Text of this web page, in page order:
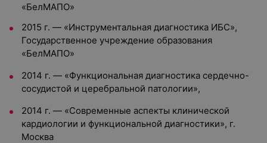
«БелМАПО»
2015 г. — «Инструментальная диагностика ИБС»,
Государственное учреждение образования
«БелМАПО»
2014 г. — «Функциональная диагностика сердечно-
сосудистой и церебральной патологии»,
2014 г. — «Современные аспекты клинической
кардиологии и функциональной диагностики», г.
Москва